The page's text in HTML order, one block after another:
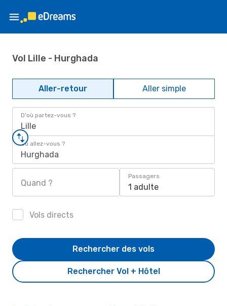
Vol Lille - Hurghada
Aller-retour Aller simple
D'où partez-vous ?
Lille
Où allez-vous ?
Hurghada
Quand ?
Passagers
1 adulte
Vols directs
Rechercher Vol + Hôtel
Rechercher des vols